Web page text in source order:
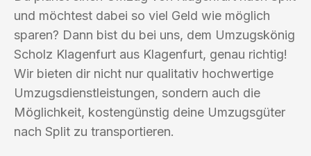
und möchtest dabei so viel Geld wie möglich
sparen? Dann bist du bei uns, dem Umzugskönig
Scholz Klagenfurt aus Klagenfurt, genau richtig!
Wir bieten dir nicht nur qualitativ hochwertige
Umzugsdienstleistungen, sondern auch die
Möglichkeit, kostengünstig deine Umzugsgüter
nach Split zu transportieren.